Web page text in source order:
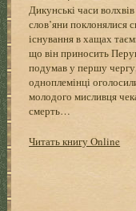
Дикунські часи
слов’яни поклонялися
існування в хащах
що він приносить
подумав у першу
одноплемінці
молодого мисливця
смерть…
Читать книгу Online